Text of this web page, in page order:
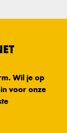
Wil je op
voor onze